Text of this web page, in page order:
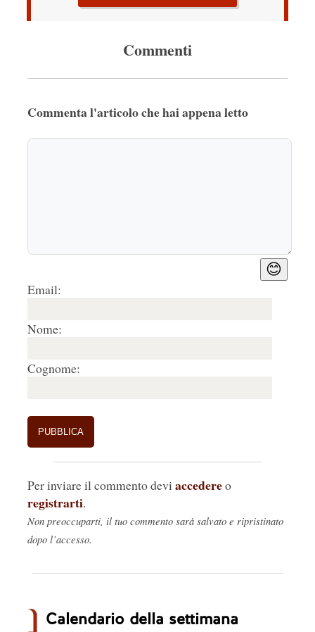
Commenti
Commenta l'articolo che hai appena letto
😊
Email:
Nome:
Cognome:
Per inviare il commento devi accedereo
registrarti.
Non preoccuparti, il tuo commento sarà salvato e ripristinato
dopo l’accesso.
Calendario della settimana